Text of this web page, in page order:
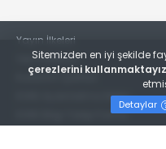
Yayın İlkeleri
Veri Politikası
Kullanım Şartları
KVKK Aydınlatma Metni
KVKK Bilgi Talep Formu
Sitemizden en iyi şekilde
çerezlerini
Detaylar